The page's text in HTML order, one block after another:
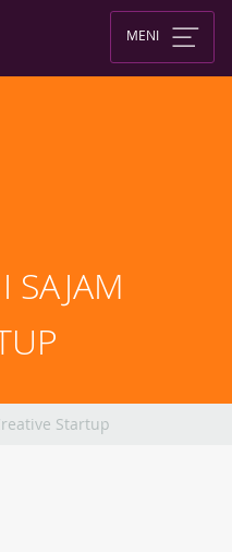
MENI
SAJAM
Startup